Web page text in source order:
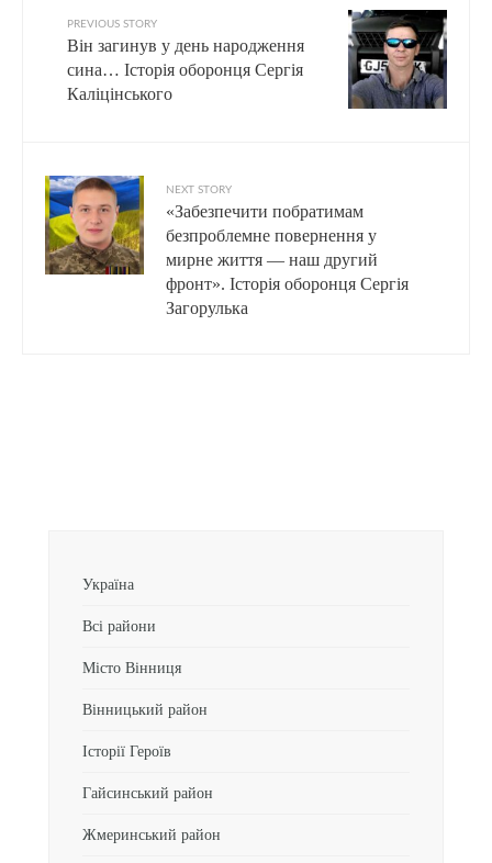
PREVIOUS STORY
Він загинув у день народження
сина… Історія оборонця Сергія
Каліцінського
NEXT STORY
«Забезпечити побратимам
безпроблемне повернення у
мирне життя — наш другий
фронт». Історія оборонця Сергія
Загорулька
Україна
Всі райони
Місто Вінниця
Вінницький район
Історії Героїв
Гайсинський район
Жмеринський район